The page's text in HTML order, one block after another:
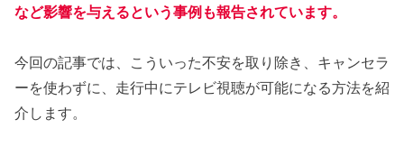
など影響を与えるという事例も報告されています。
今回の記事では、こういった不安を取り除き、キャンセラ
ーを使わずに、走行中にテレビ視聴が可能になる方法を紹
介します。